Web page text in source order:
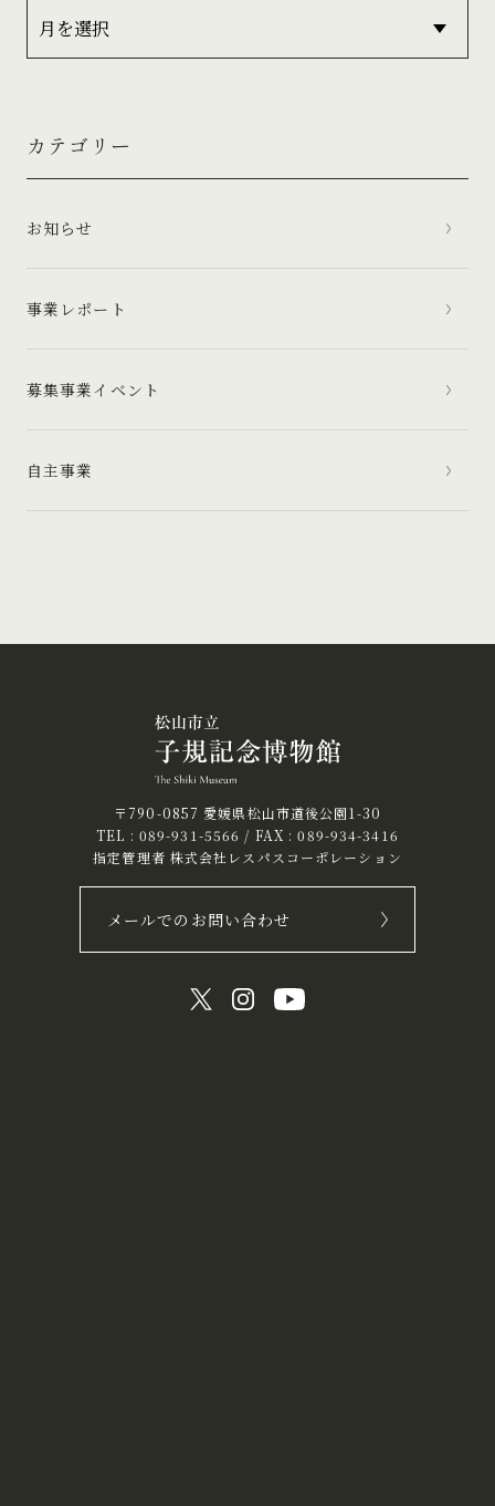
カテゴリー
お知らせ
事業レポート
募集事業イベント
自主事業
〒790-0857 愛媛県松山市道後公園1-30
TEL : 089-931-5566 / FAX : 089-934-3416
指定管理者 株式会社レスパスコーポレーション
メールでのお問い合わせ